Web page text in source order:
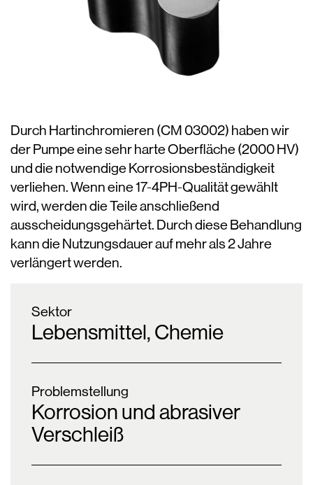
Durch Hartinchromieren (CM 03002) haben wir
der Pumpe eine sehr harte Oberfläche (2000 HV)
und die notwendige Korrosionsbeständigkeit
verliehen. Wenn eine 17-4PH-Qualität gewählt
wird, werden die Teile anschließend
ausscheidungsgehärtet. Durch diese Behandlung
kann die Nutzungsdauer auf mehr als 2 Jahre
verlängert werden.
Sektor
Lebensmittel, Chemie
Problemstellung
Korrosion und abrasiver
Verschleiß